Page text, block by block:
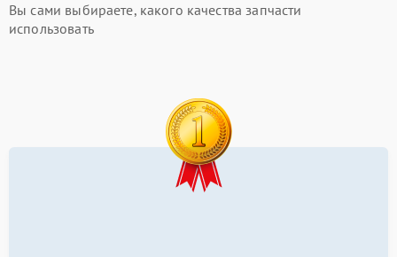
Вы сами выбираете, какого качества запчасти
использовать